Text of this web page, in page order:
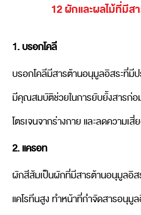
12 ผักและผลไม้ที่มีส
1. บรอกโคลี
บรอกโคลีมีสารต้านอนุมูลอิสระที่มี
มีคุณสมบัติช่วยในการยับยั้งสารก่อม
โตรเจนจากร่างกาย และลดความเสี่
2. แครอท
ผักสีส้มเป็นผักที่มีสารต้านอนุมูลอิส
แคโรทีนสูง ทำหน้าที่กำจัดสารอนุมู